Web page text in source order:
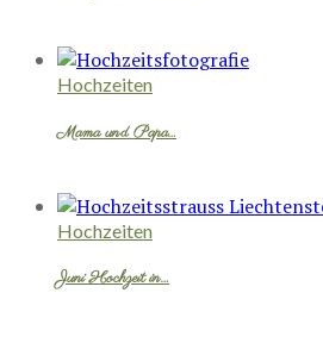
Hochzeiten
Mama und Papa…
Hochzeiten
Juni Hochzeit in…